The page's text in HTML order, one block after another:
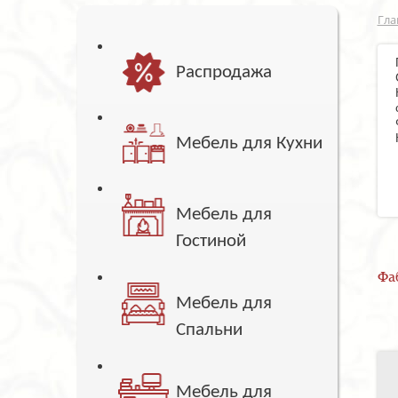
Распродажа
Мебель для Кухни
Мебель для
Гостиной
Мебель для
Спальни
Мебель для